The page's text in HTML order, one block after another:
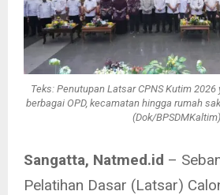
Teks: Penutupan Latsar CPNS Kutim
berbagai OPD, kecamatan hingga rumah
(Dok/BPSDMKaltim)
Sangatta, Natmed.id –
Pelatihan Dasar (Latsar)